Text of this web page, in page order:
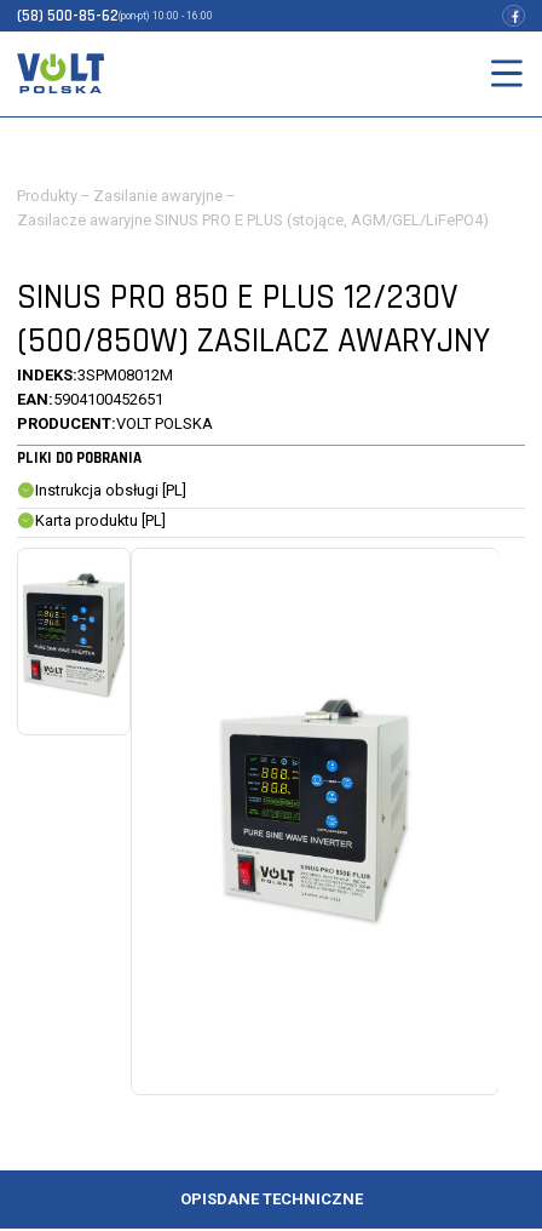
(58) 500-85-62(pon-pt) 10:00 - 16:00
Produkty – Zasilanie awaryjne –
Zasilacze awaryjne SINUS PRO E PLUS (stojące, AGM/GEL/LiFePO4)
SINUS PRO 850 E PLUS 12/230V
(500/850W) ZASILACZ AWARYJNY
INDEKS:3SPM08012M
EAN:5904100452651
PRODUCENT:VOLT POLSKA
PLIKI DO POBRANIA
Instrukcja obsługi [PL]
Karta produktu [PL]
OPISDANE TECHNICZNE